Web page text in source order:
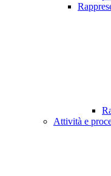
Attività e